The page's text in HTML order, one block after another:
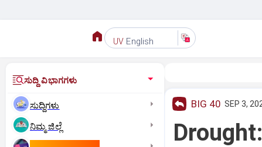
UV English
ಸುದ್ದಿ ವಿಭಾಗಗಳು
ಸುದ್ದಿಗಳು
ನಿಮ್ಮ ಜಿಲ್ಲೆ
BIG 40 SEP 3,